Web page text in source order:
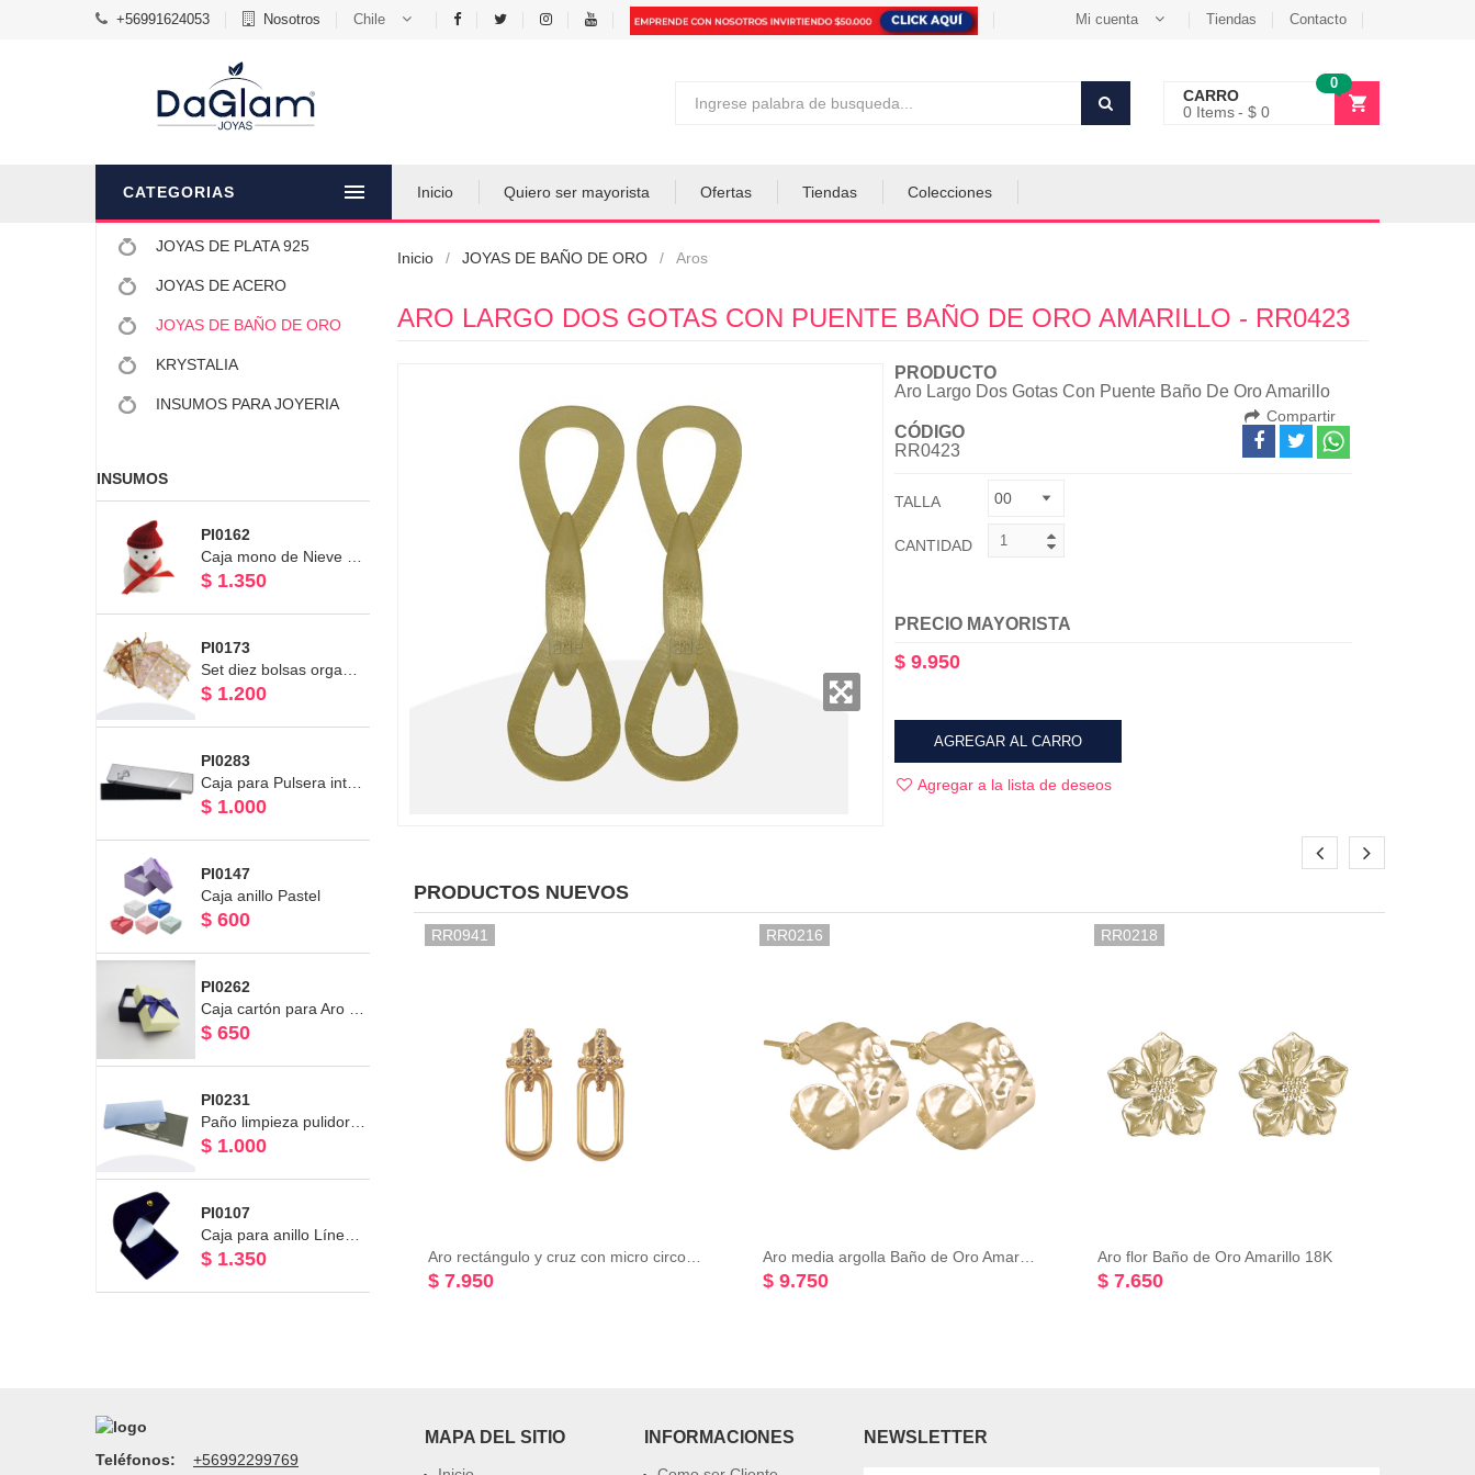
+56991624053 Nosotros Chile Mi cuenta Tiendas Contacto
CARRO
0
0 Items $ 0
CATEGORIAS Inicio Quiero ser mayorista Ofertas Tiendas Colecciones
JOYAS DE PLATA 925
JOYAS DE ACERO
JOYAS DE BAÑO DE ORO
KRYSTALIA
INSUMOS PARA JOYERIA
INSUMOS
PI0162
$ 1.350
PI0173
$ 1.200
PI0283
$ 1.000
PI0147
Caja anillo Pastel
$ 600
PI0262
$ 650
PI0231
$ 1.000
PI0107
$ 1.350
Inicio JOYAS DE BAÑO DE ORO Aros
ARO LARGO DOS GOTAS CON PUENTE BAÑO DE ORO AMARILLO - RR0423
PRODUCTO
Aro Largo Dos Gotas Con Puente Baño De Oro Amarillo
CÓDIGO
RR0423
Compartir
TALLA
CANTIDAD
PRECIO MAYORISTA
$ 9.950
AGREGAR AL CARRO
Agregar a la lista de deseos
PRODUCTOS NUEVOS
RR0941
$ 7.950
RR0216
$ 9.750
RR0218
Aro flor Baño de Oro Amarillo 18K
$ 7.650
Teléfonos:
+56992299769
MAPA DEL SITIO INFORMACIONES NEWSLETTER